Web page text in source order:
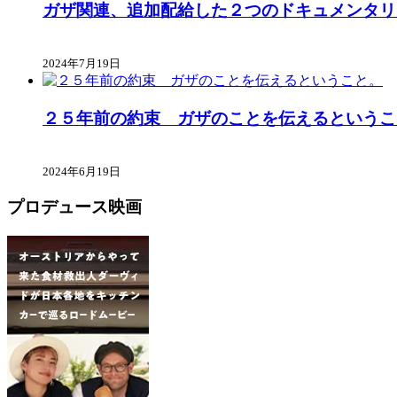
ガザ関連、追加配給した２つのドキュメンタ
2024年7月19日
２５年前の約束 ガザのことを伝えるという
2024年6月19日
プロデュース映画